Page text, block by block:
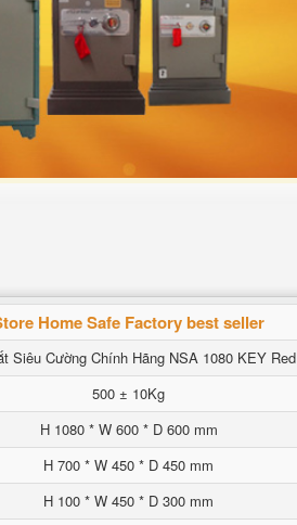
Home Safe Factory best seller
Siêu Cường Chính Hãng NSA 1080 KEY Red
500 ± 10Kg
H 1080 * W 600 * D 600 mm
H 700 * W 450 * D 450 mm
H 100 * W 450 * D 300 mm